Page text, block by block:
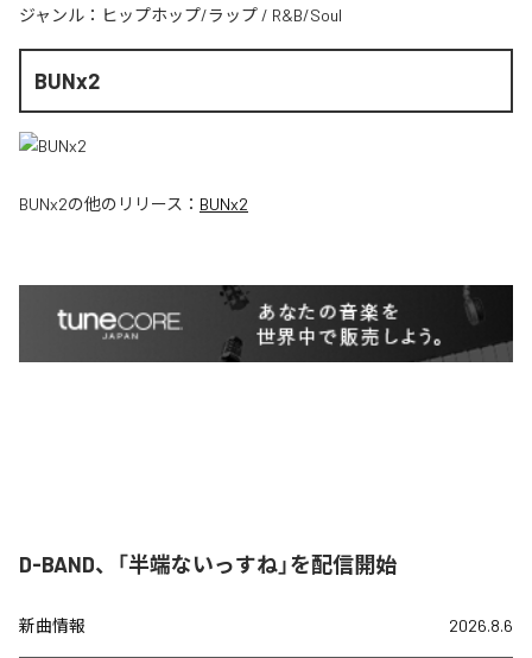
ジャンル： ヒップホップ/ラップ / R&B/Soul
BUNx2
BUNx2の他のリリース： BUNx2
D-BAND、「半端ないっすね」を配信開始
新曲情報 2026.8.6